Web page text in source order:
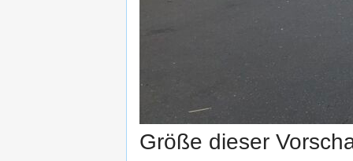
Größe dieser